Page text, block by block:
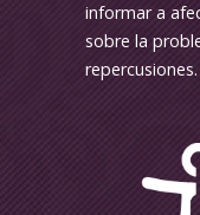
informar a
sobre la
repercusiones.